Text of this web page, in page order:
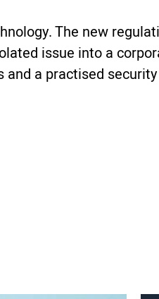
The new
issue into a
a practised security